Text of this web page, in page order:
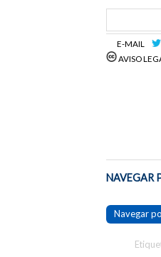
E-MAIL
AVISO
NAVEGAR
Navegar